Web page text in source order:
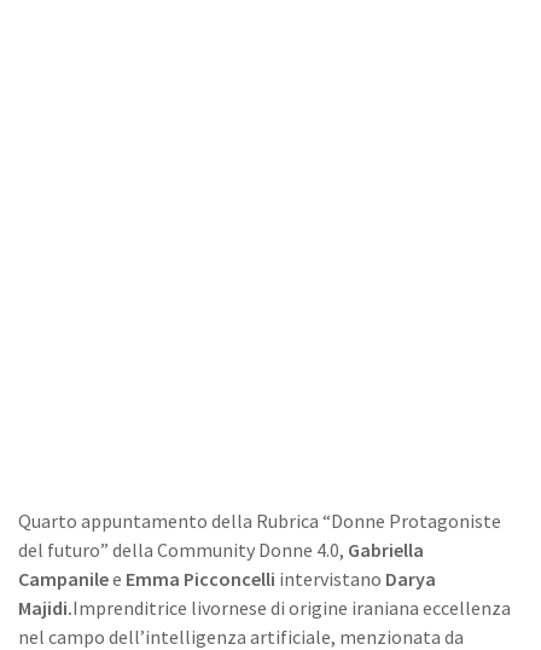
Quarto appuntamento della Rubrica “Donne Protagoniste
del futuro” della Community Donne 4.0, Gabriella
Campanilee Emma Picconcelli intervistano Darya
Majidi.Imprenditrice livornese di origine iraniana eccellenza
nel campo dell’intelligenza artificiale, menzionata da